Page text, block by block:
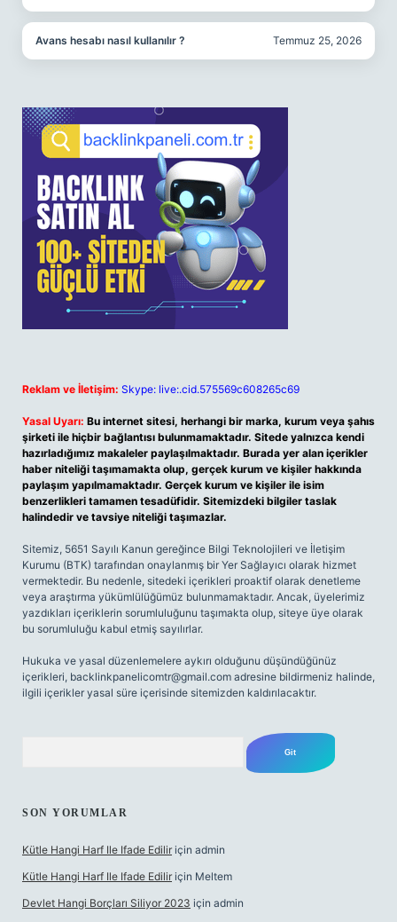
Avans hesabı nasıl kullanılır ? Temmuz 25, 2026
Reklam ve İletişim: Skype: live:.cid.575569c608265c69
Yasal Uyarı: Bu internet sitesi, herhangi bir marka, kurum veya şahıs
şirketi ile hiçbir bağlantısı bulunmamaktadır. Sitede yalnızca kendi
hazırladığımız makaleler paylaşılmaktadır. Burada yer alan içerikler
haber niteliği taşımamakta olup, gerçek kurum ve kişiler hakkında
paylaşım yapılmamaktadır. Gerçek kurum ve kişiler ile isim
benzerlikleri tamamen tesadüfidir. Sitemizdeki bilgiler taslak
halindedir ve tavsiye niteliği taşımazlar.
Sitemiz, 5651 Sayılı Kanun gereğince Bilgi Teknolojileri ve İletişim
Kurumu (BTK) tarafından onaylanmış bir Yer Sağlayıcı olarak hizmet
vermektedir. Bu nedenle, sitedeki içerikleri proaktif olarak denetleme
veya araştırma yükümlülüğümüz bulunmamaktadır. Ancak, üyelerimiz
yazdıkları içeriklerin sorumluluğunu taşımakta olup, siteye üye olarak
bu sorumluluğu kabul etmiş sayılırlar.
Hukuka ve yasal düzenlemelere aykırı olduğunu düşündüğünüz
içerikleri, backlinkpanelicomtr@gmail.com adresine bildirmeniz halinde,
ilgili içerikler yasal süre içerisinde sitemizden kaldırılacaktır.
SON YORUMLAR
Kütle Hangi Harf Ile Ifade Edilir için admin
Kütle Hangi Harf Ile Ifade Edilir için Meltem
Devlet Hangi Borçları Siliyor 2023 için admin